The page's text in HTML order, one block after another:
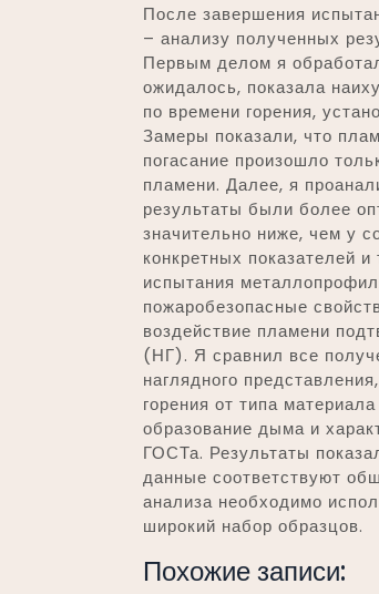
После завершения
– анализу полученных
Первым делом я
ожидалось, показала
по времени горения,
Замеры показали, что
погасание произошло
пламени. Далее, я
результаты были более
значительно ниже, чем у
конкретных показателей
испытания
пожаробезопасные
воздействие пламени
(НГ). Я сравнил все
наглядного
горения от типа
образование дыма и
ГОСТа. Результаты
данные соответствуют
анализа необходимо
широкий набор образцов.
Похожие записи: